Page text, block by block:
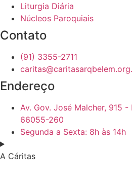
Liturgia Diária
Núcleos Paroquiais
Contato
(91) 3355-2711
Endereço
Av. Gov. José Malcher, 915 -
66055-260
Segunda a Sexta: 8h às 14h
A Cáritas